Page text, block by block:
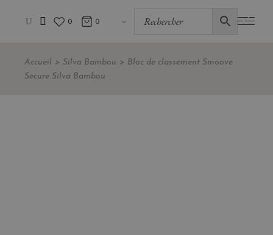
0 0
Accueil Silva Bambou
Bloc de classement Smoove
Secure Silva Bambou